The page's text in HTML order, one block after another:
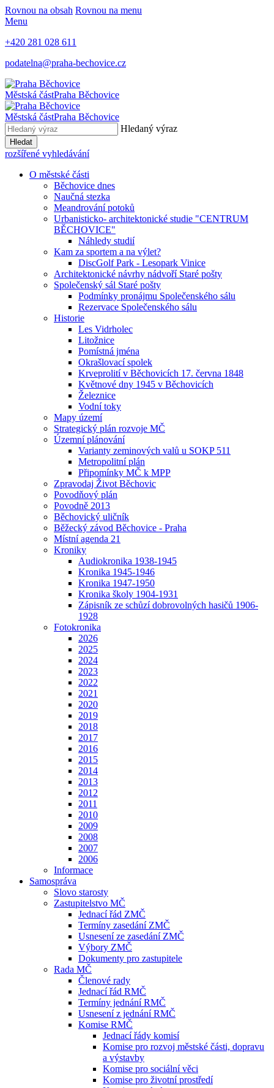
Rovnou na obsah Rovnou na menu
Menu
+420 281 028 611
podatelna@praha-bechovice.cz
Městská částPraha Běchovice
Městská částPraha Běchovice
Hledaný výraz
Hledat
rozšířené vyhledávání
O městské části
Běchovice dnes
Naučná stezka
Meandrování potoků
Urbanisticko- architektonické studie "CENTRUM
BĚCHOVICE"
Náhledy studií
Kam za sportem a na výlet?
DiscGolf Park - Lesopark Vinice
Architektonické návrhy nádvoří Staré pošty
Společenský sál Staré pošty
Podmínky pronájmu Společenského sálu
Rezervace Společenského sálu
Historie
Les Vidrholec
Litožnice
Pomístná jména
Okrašlovací spolek
Krveprolití v Běchovicích 17. června 1848
Květnové dny 1945 v Běchovicích
Železnice
Vodní toky
Mapy území
Strategický plán rozvoje MČ
Územní plánování
Varianty zeminových valů u SOKP 511
Metropolitní plán
Připomínky MČ k MPP
Zpravodaj Život Běchovic
Povodňový plán
Povodně 2013
Běchovický uličník
Běžecký závod Běchovice - Praha
Místní agenda 21
Kroniky
Audiokronika 1938-1945
Kronika 1945-1946
Kronika 1947-1950
Kronika školy 1904-1931
Zápisník ze schůzí dobrovolných hasičů 1906-
1928
Fotokronika
2026
2025
2024
2023
2022
2021
2020
2019
2018
2017
2016
2015
2014
2013
2012
2011
2010
2009
2008
2007
2006
Informace
Samospráva
Slovo starosty
Zastupitelstvo MČ
Jednací řád ZMČ
Termíny zasedání ZMČ
Usnesení ze zasedání ZMČ
Výbory ZMČ
Dokumenty pro zastupitele
Rada MČ
Členové rady
Jednací řád RMČ
Termíny jednání RMČ
Usnesení z jednání RMČ
Komise RMČ
Jednací řády komisí
Komise pro rozvoj městské části, dopravu
a výstavby
Komise pro sociální věci
Komise pro životní prostředí